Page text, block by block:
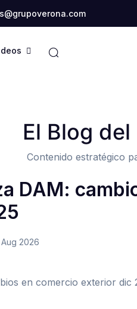
El Blog
Contenido estratégico
DAM:
2026